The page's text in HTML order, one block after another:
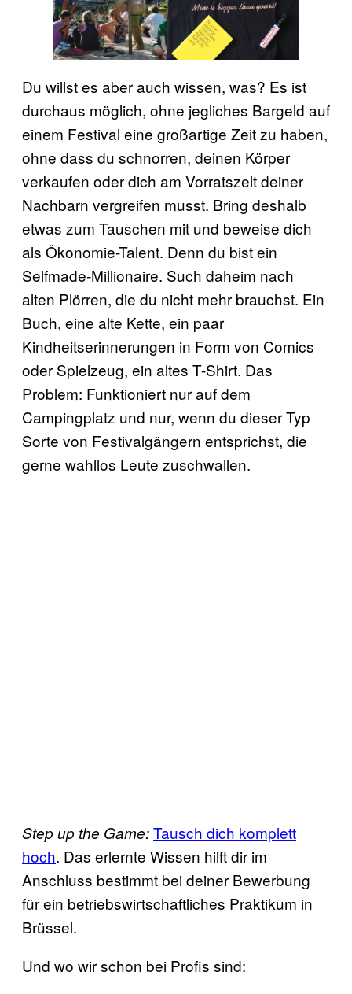
Du willst es aber auch wissen, was? Es ist
durchaus möglich, ohne jegliches Bargeld auf
einem Festival eine großartige Zeit zu haben,
ohne dass du schnorren, deinen Körper
verkaufen oder dich am Vorratszelt deiner
Nachbarn vergreifen musst. Bring deshalb
etwas zum Tauschen mit und beweise dich
als Ökonomie-Talent. Denn du bist ein
Selfmade-Millionaire. Such daheim nach
alten Plörren, die du nicht mehr brauchst. Ein
Buch, eine alte Kette, ein paar
Kindheitserinnerungen in Form von Comics
oder Spielzeug, ein altes T-Shirt. Das
Problem: Funktioniert nur auf dem
Campingplatz und nur, wenn du dieser Typ
Sorte von Festivalgängern entsprichst, die
gerne wahllos Leute zuschwallen.
Step up the Game:Tausch dich komplett
hoch. Das erlernte Wissen hilft dir im
Anschluss bestimmt bei deiner Bewerbung
für ein betriebswirtschaftliches Praktikum in
Brüssel.
Und wo wir schon bei Profis sind: